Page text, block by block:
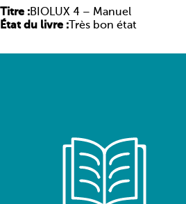
Titre :BIOLUX 4 – Manuel
État du livre : Très bon état